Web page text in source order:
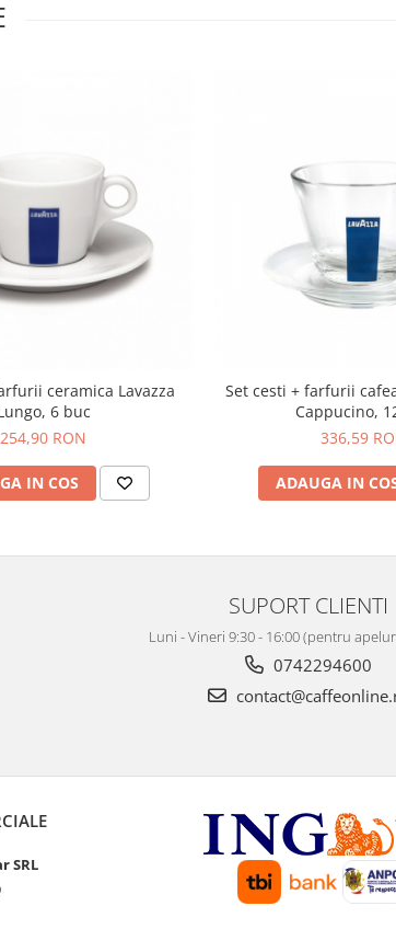
ceramica Lavazza
6 buc
254,90 RON
IN COS
Set cesti + farfurii
Cappucino,
336,59
ADAUGA IN
SUPORT CLIENTI
Luni - Vineri 9:30 - 16:00 (pentru
0742294600
SRL